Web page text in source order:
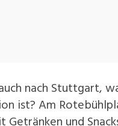
nach Stuttgart,
ist? Am
Getränken und